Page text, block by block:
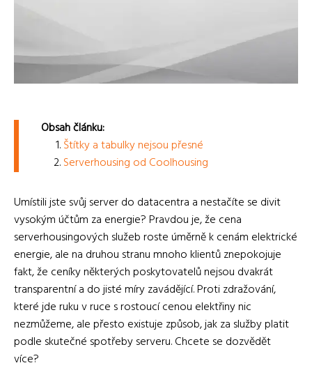
Obsah článku:
Štítky a tabulky nejsou přesné
Serverhousing od Coolhousing
Umístili jste svůj server do datacentra a nestačíte se divit
vysokým účtům za energie? Pravdou je, že cena
serverhousingových služeb roste úměrně k cenám elektrické
energie, ale na druhou stranu mnoho klientů znepokojuje
fakt, že ceníky některých poskytovatelů nejsou dvakrát
transparentní a do jisté míry zavádějící. Proti zdražování,
které jde ruku v ruce s rostoucí cenou elektřiny nic
nezmůžeme, ale přesto existuje způsob, jak za služby platit
podle skutečné spotřeby serveru. Chcete se dozvědět
více?